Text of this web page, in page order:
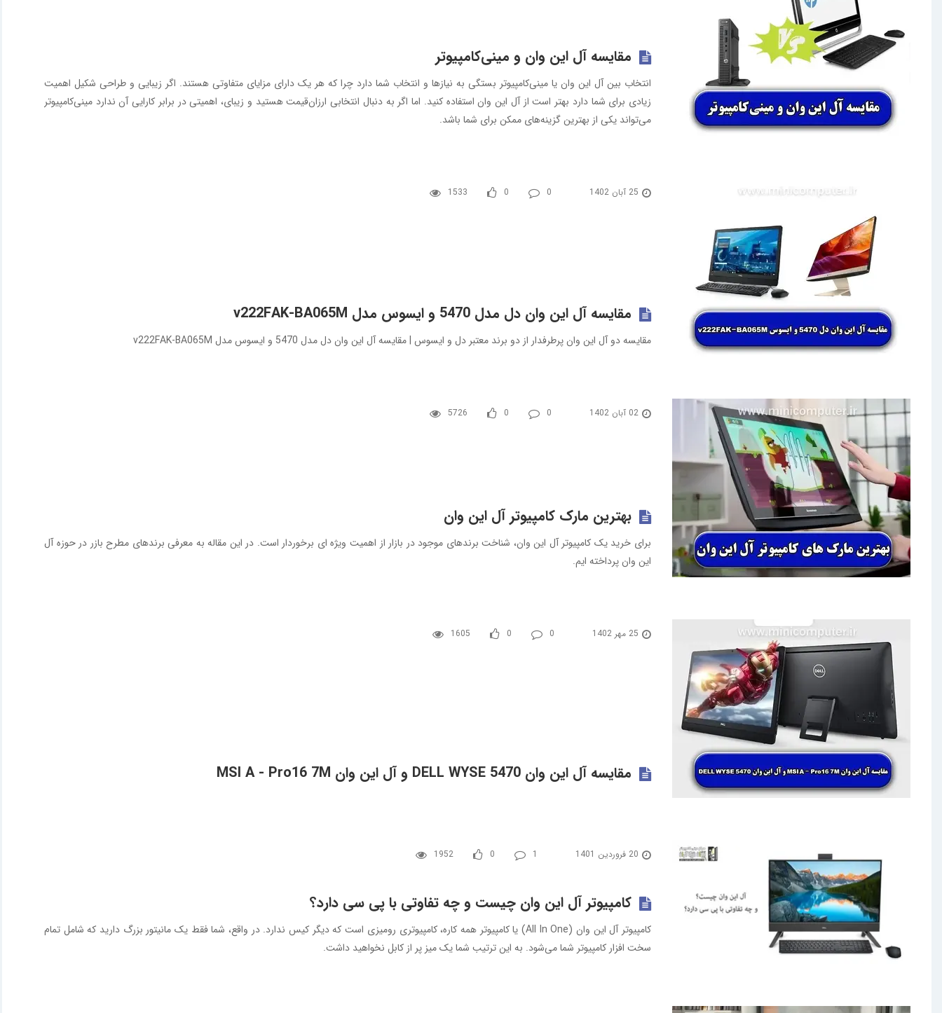
مقایسه آل این وان و مینی‌کامپیوتر
انتخاب بین آل این وان یا مینی‌کامپیوتر بستگی به نیازها و انتخاب شما دارد چرا که هر یک دارای مزایای متفاوتی هستند. اگر زیبایی و طراحی شکیل اهمیت
زیادی برای شما دارد بهتر است از آل این وان استفاده کنید. اما اگر به دنبال انتخابی ارزان‌قیمت هستید و زیبای، اهمیتی در برابر کارایی آن ندارد مینی‌کامپیوتر
می‌تواند یکی از بهترین گزینه‌های ممکن برای شما باشد.
25 آبان 1402 1533 0 0
مقایسه آل این وان دل مدل 5470 و ایسوس مدل v222FAK-BA065M
مقایسه دو آل این وان پرطرفدار از دو برند معتبر دل و ایسوس | مقایسه آل این وان دل مدل 5470 و ایسوس مدل v222FAK-BA065M
02 آبان 1402 5726 0 0
بهترین مارک کامپیوتر آل این وان
برای خرید یک کامپیوتر آل این وان، شناخت برندهای موجود در بازار از اهمیت ویژه ای برخوردار است. در این مقاله به معرفی برندهای مطرح بازر در حوزه آل
این وان پرداخته ایم.
25 مهر 1402 1605 0 0
مقایسه آل این وان DELL WYSE 5470 و آل این وان MSI A - Pro16 7M
20 فروردین 1401 1952 0 1
کامپیوتر آل این وان چیست و چه تفاوتی با پی سی دارد؟
کامپیوتر آل این وان (All In One) یا کامپیوتر همه کاره، کامپیوتری رومیزی است که دیگر کیس ندارد. در واقع، شما فقط یک مانیتور بزرگ دارید که شامل تمام
سخت افزار کامپیوتر شما می‌شود. به این ترتیب شما یک میز پر از کابل نخواهید داشت.